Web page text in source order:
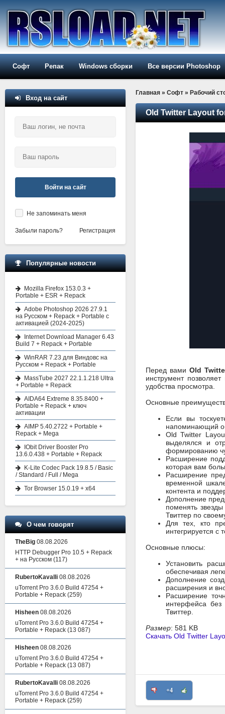
Софт Репак Windows сборки Все версии Photoshop
Главная » Софт » Рабочий
Old Twitter Layout
Перед вамиOld
инструмент
удобства просмотра.
Основные
Если вы
напоминающий
Old Twitter
выделялся и
формированию
Расширение
которая вам
Расширение
временной
контента и
Дополнение
поменять
Твиттер по
Для тех, кто
интегрируется
Основные плюсы:
Установить
обеспечивая
Дополнение
расширения и
Расширение
интерфейса
Твиттер.
Размер: 581 KB
Скачать Old Twitter
+4
Вход на сайт
Войти на сайт
Не запоминать меня
Забыли пароль? Регистрация
Популярные новости
Mozilla Firefox 153.0.3 +
Portable + ESR + Repack
Adobe Photoshop 2026 27.9.1
на Русском + Repack + Portable с
активацией (2024-2025)
Internet Download Manager 6.43
Build 7 + Repack + Portable
WinRAR 7.23 для Виндовс на
Русском + Repack + Portable
MassTube 2027 22.1.1.218 Ultra
+ Portable + Repack
AIDA64 Extreme 8.35.8400 +
Portable + Repack + ключ
активации
AIMP 5.40.2722 + Portable +
Repack + Mega
IObit Driver Booster Pro
13.6.0.438 + Portable + Repack
K-Lite Codec Pack 19.8.5 / Basic
/ Standard / Full / Mega
Tor Browser 15.0.19 + x64
О чем говорят
TheBig 08.08.2026
HTTP Debugger Pro 10.5 + Repack
+ на Русском (117)
RubertoKavalli 08.08.2026
uTorrent Pro 3.6.0 Build 47254 +
Portable + Repack (259)
Hisheen 08.08.2026
uTorrent Pro 3.6.0 Build 47254 +
Portable + Repack (13 087)
Hisheen 08.08.2026
uTorrent Pro 3.6.0 Build 47254 +
Portable + Repack (13 087)
RubertoKavalli 08.08.2026
uTorrent Pro 3.6.0 Build 47254 +
Portable + Repack (259)